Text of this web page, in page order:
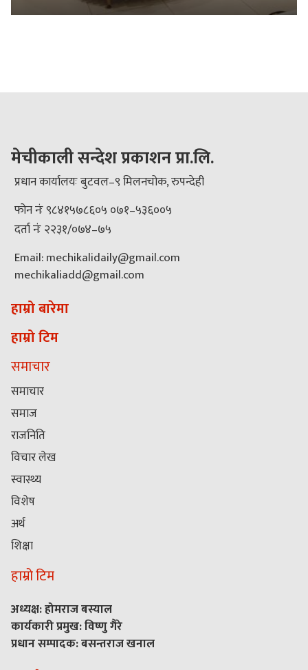
मेचीकाली सन्देश प्रकाशन प्रा.लि.
प्रधान कार्यालयः बुटवल–९ मिलनचोक, रुपन्देही
फोन नंः ९८४१५७८६०५ ०७१–५३६००५
दर्ता नंः २२३१/०७४–७५
Email: mechikalidaily@gmail.com
mechikaliadd@gmail.com
हाम्रो बारेमा
हाम्रो टिम
समाचार
समाचार
समाज
राजनिति
विचार लेख
स्वास्थ्य
विशेष
अर्थ
शिक्षा
हाम्रो टिम
अध्यक्ष: होमराज बस्याल
कार्यकारी प्रमुख: विष्णु गैरे
प्रधान सम्पादक: बसन्तराज खनाल